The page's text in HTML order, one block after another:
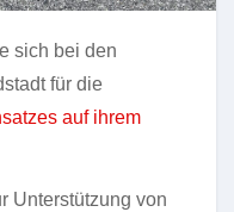
sich bei den
für die
auf ihrem
Unterstützung von